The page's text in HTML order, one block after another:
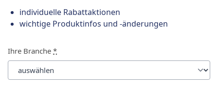
individuelle Rabattaktionen
wichtige Produktinfos und -änderungen
Ihre Branche *